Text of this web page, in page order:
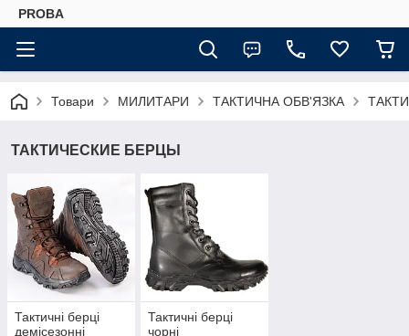
PROBA
Товари МИЛИТАРИ ТАКТИЧНА ОБВ'ЯЗКА
ТАКТИЧЕСКИЕ БЕРЦЫ
Тактичні берці
демісезонні
Тактичні берці
чорні